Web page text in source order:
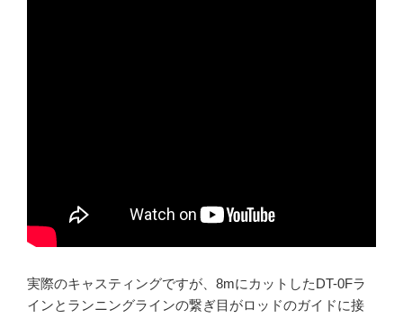
実際のキャスティングですが、8mにカットしたDT-0Fラ
インとランニングラインの繋ぎ目がロッドのガイドに接